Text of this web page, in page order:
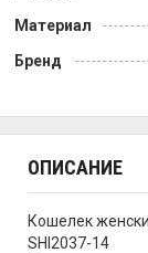
Материал
Бренд
ОПИСАНИЕ
Кошелек
SHI2037-14